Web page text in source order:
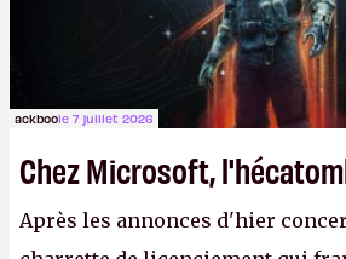
ackboole 7 juillet 2026
Chez Microsoft,
Après les annonces d'hier